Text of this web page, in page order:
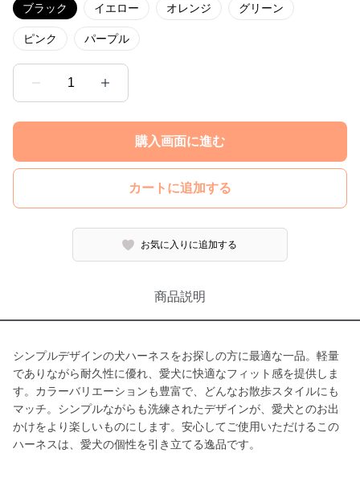
ブラック イエロー オレンジ グリーン
ピンク パープル
1
購入画面に進む
カートに追加する
お気に入りに追加する
商品説明
シンプルデザインの犬ハーネスをお探しの方に最適な一品。軽量
でありながら耐久性に優れ、愛犬に快適なフィット感を提供しま
す。カラーバリエーションも豊富で、どんなお散歩スタイルにも
マッチ。シンプルながらも洗練されたデザインが、愛犬とのお出
かけをより楽しいものにします。安心してご使用いただけるこの
ハーネスは、愛犬の個性を引き立てる逸品です。